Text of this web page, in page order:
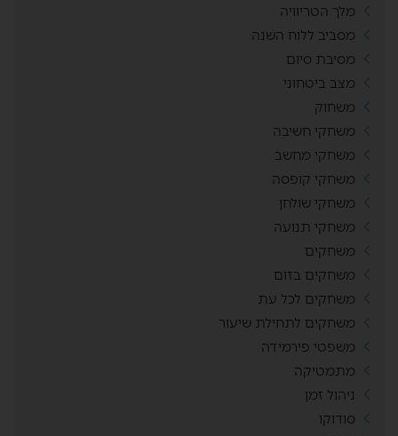
מלך הטריוויה
מסביב ללוח השנה
מסיבת סיום
מצב ביטחוני
משחוק
משחקי חשיבה
משחקי מחשב
משחקי קופסה
משחקי שולחן
משחקי תנועה
משחקים
משחקים בזום
משחקים לכל עת
משחקים לתחילת שיעור
משפטי פירמידה
מתמטיקה
ניהול זמן
סודוקו